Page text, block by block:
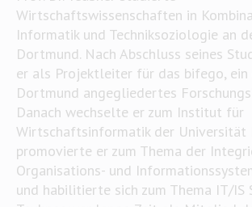
Wirtschaftswissenschaften in
Informatik und Techniksoziologie an
Dortmund. Nach Abschluss seines
er als Projektleiter für das bifego, ein
Dortmund angegliedertes
Danach wechselte er zum Institut für
Wirtschaftsinformatik der Universität
promovierte er zum Thema der
Organisations- und
und habilitierte sich zum Thema IT/IS